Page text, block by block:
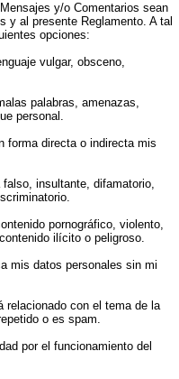
y/o Comentarios sean
y al presente Reglamento. A tal
opciones:
vulgar, obsceno,
palabras, amenazas,
personal.
forma directa o indirecta mis
insultante, difamatorio,
pornográfico, violento,
ilícito o peligroso.
mis datos personales sin mi
relacionado con el tema de la
o es spam.
por el funcionamiento del